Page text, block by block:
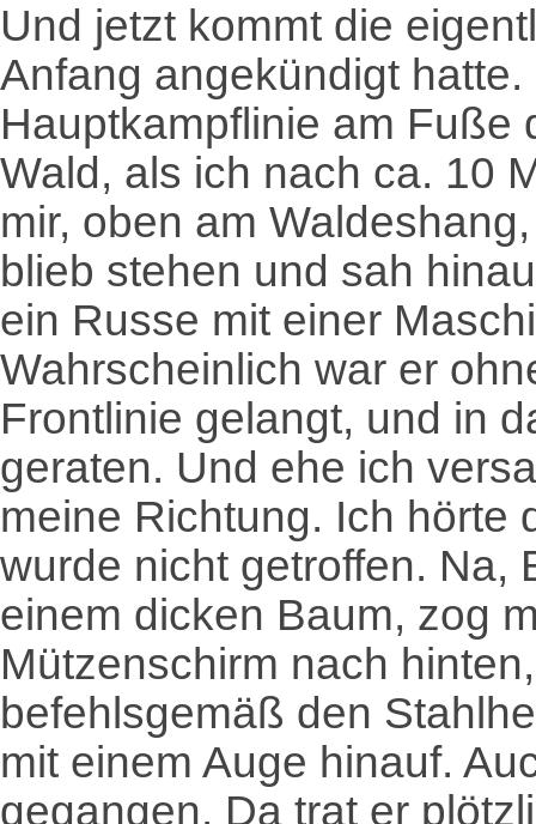
Und jetzt kommt die
Anfang angekündigt
Hauptkampflinie am Fuße
Wald, als ich nach ca. 10
mir, oben am
blieb stehen und sah
ein Russe mit einer
Wahrscheinlich war er
Frontlinie gelangt, und in
geraten. Und ehe ich
meine Richtung. Ich hörte
wurde nicht getroffen. Na,
einem dicken Baum, zog
Mützenschirm nach
befehlsgemäß den
mit einem Auge hinauf.
gegangen. Da trat er